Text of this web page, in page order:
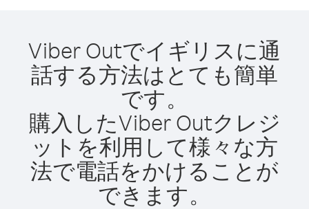
Viber Outでイギリスに通
話する方法はとても簡単
です。
購入したViber Outクレジ
ットを利用して様々な方
法で電話をかけることが
できます。